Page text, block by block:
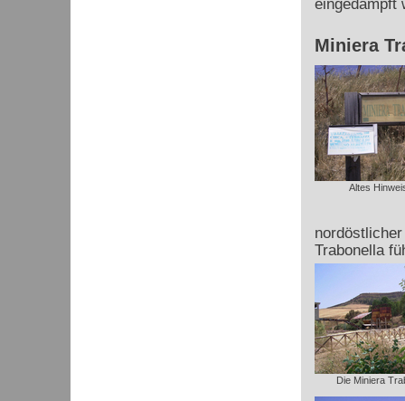
eingedampft
Miniera
Altes
Trabonella
Die Miniera